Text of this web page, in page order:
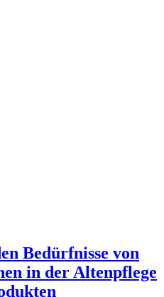
Bedürfnisse von
in der Altenpflege